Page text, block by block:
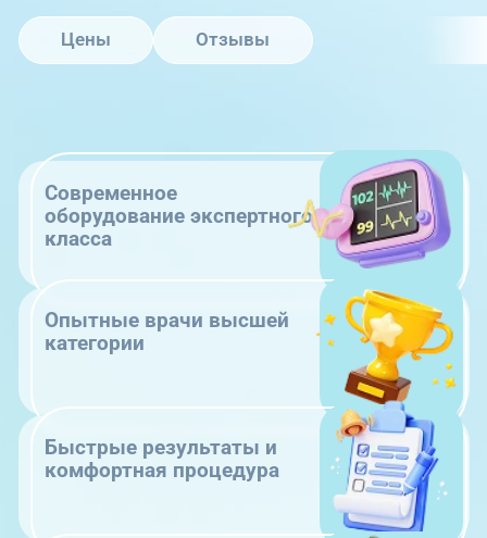
Цены Отзывы
Современное
оборудование экспертного
класса
Опытные врачи высшей
категории
Быстрые результаты и
комфортная процедура